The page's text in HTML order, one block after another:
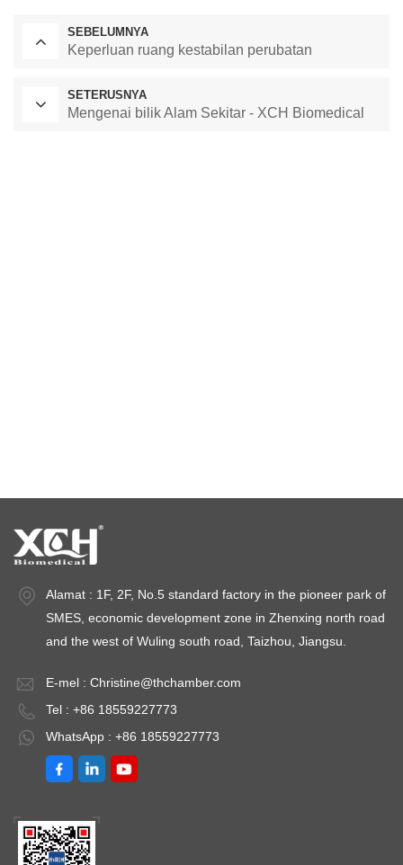
SEBELUMNYA
Keperluan ruang kestabilan perubatan
SETERUSNYA
Mengenai bilik Alam Sekitar - XCH Biomedical
Alamat : 1F, 2F, No.5 standard factory in the pioneer park of
SMES, economic development zone in Zhenxing north road
and the west of Wuling south road, Taizhou, Jiangsu.
E-mel : Christine@thchamber.com
Tel : +86 18559227773
WhatsApp : +86 18559227773